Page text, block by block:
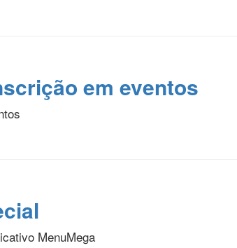
em eventos
MenuMega